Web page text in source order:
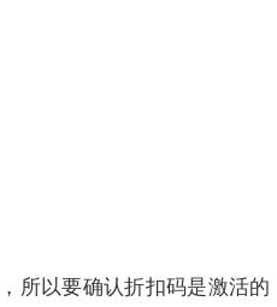
所以要确认折扣码是激活的